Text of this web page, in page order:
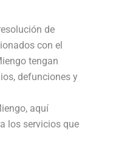
de
con el
tengan
defunciones y
aquí
los servicios que